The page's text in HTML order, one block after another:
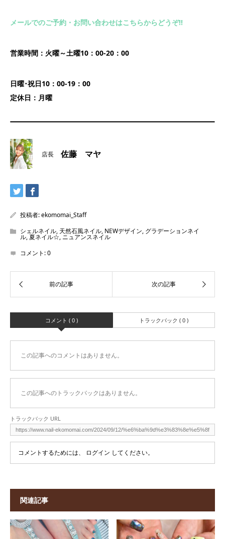
メールでのご予約・お問い合わせはこちらからどうぞ!!
営業時間：火曜～土曜10：00-20：00
日曜･祝日10：00-19：00
定休日：月曜
店長 佐藤 マヤ
投稿者:ekomomai_Staff
シェルネイル, 天然石風ネイル, NEWデザイン, グラデーションネイ
ル,夏ネイル☆, ニュアンスネイル
コメント:0
コメント ( 0 ) トラックバック ( 0 )
この記事へのコメントはありません。
この記事へのトラックバックはありません。
トラックバック URL
コメントするためには、 ログイン してください。
関連記事